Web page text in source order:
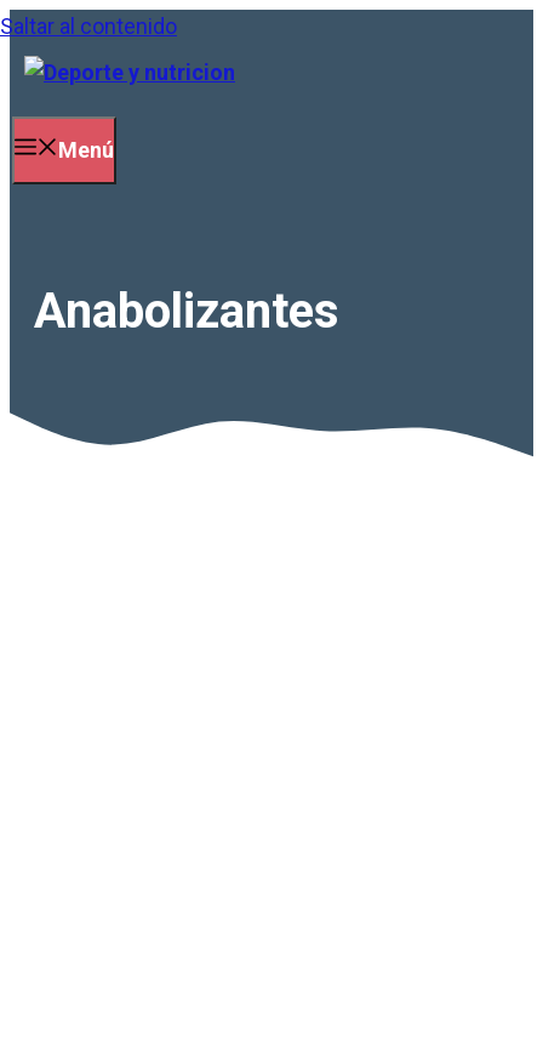
Saltar al contenido
Menú
Anabolizantes